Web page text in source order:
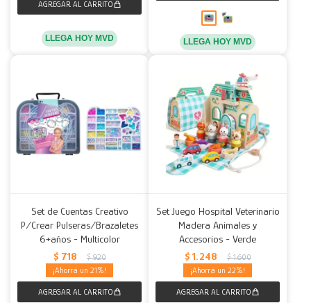
LLEGA HOY MVD LLEGA HOY MVD
Set de Cuentas Creativo
P/Crear Pulseras/Brazaletes
6+años - Multicolor
$ 718 $ 920
21
Set Juego Hospital Veterinario
Madera Animales y
Accesorios - Verde
$ 1.248 $ 1.600
22